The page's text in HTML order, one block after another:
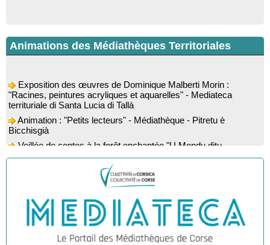
Animations des Médiathèques Territoriales
"Racines, peintures acryliques et aquarelles" - Mediateca
territuriale di Santa Lucia di Tallà
Bicchisgià
Colloque : "Taravu : terre de patrimoines", Regards sur le
patrimoine religieux, roman, thermal et littéraire - Spaziu Jean-
Marc Fiamma - A Sarra di Farru
Spectacle musical : "Viaghju in Corsica cù Regina & Bruno",
hommage au duo mythique de la chanson corse interprété par
Marie-Elsa Picciocchi (chant), Marc’Antò Belgodere (chant et